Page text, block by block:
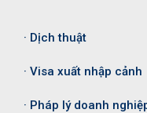
· Dịch thuật
· Visa xuất nhập cảnh
· Pháp lý doanh